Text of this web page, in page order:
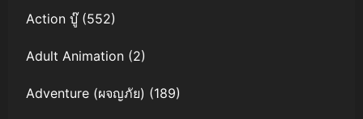
Action บู๊(552)
Adult Animation (2)
Adventure (ผจญภัย) (189)